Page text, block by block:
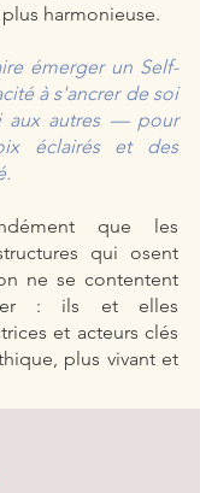
harmonieuse.
émerger un Self-
à s'ancrer de soi
aux autres — pour
éclairés et des
que les
s qui osent
ne se contentent
: ils et elles
et acteurs clés
plus vivant et